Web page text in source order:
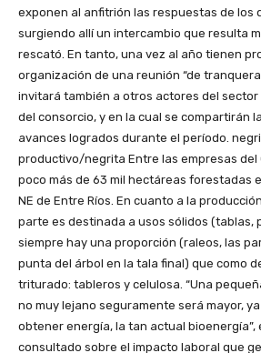
exponen al anfitrión las respuestas de los
surgiendo allí un intercambio que resulta
rescató. En tanto, una vez al año tienen
organización de una reunión “de
invitará también a otros actores del
del consorcio, y en la cual se compartirán
avances logrados durante el período.
productivo/negrita Entre las empresas del
poco más de 63 mil hectáreas forestadas
NE de Entre Ríos. En cuanto a la
parte es destinada a usos sólidos (tablas,
siempre hay una proporción (raleos, las
punta del árbol en la tala final) que como
triturado: tableros y celulosa. “Una
no muy lejano seguramente será mayor,
obtener energía, la tan actual bioenergía”,
consultado sobre el impacto laboral que